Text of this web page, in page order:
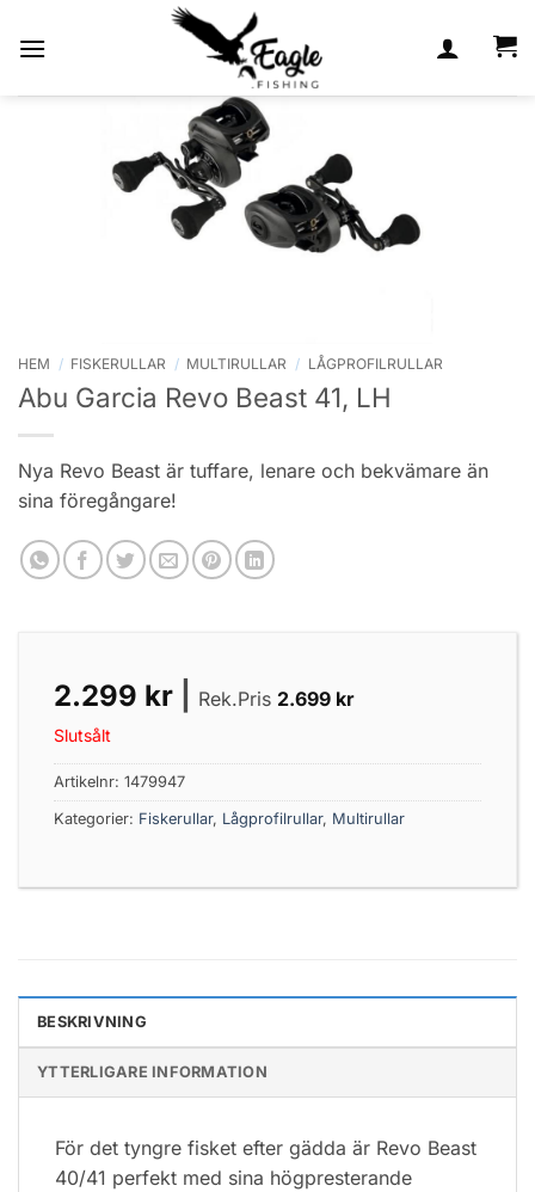
HEM / FISKERULLAR / MULTIRULLAR / LÅGPROFILRULLAR
Abu Garcia Revo Beast 41, LH
Nya Revo Beast är tuffare, lenare och bekvämare än
sina föregångare!
2.299 kr Rek.Pris 2.699 kr
Slutsålt
Artikelnr: 1479947
Kategorier: Fiskerullar, Lågprofilrullar, Multirullar
BESKRIVNING
YTTERLIGARE INFORMATION
För det tyngre fisket efter gädda är Revo Beast
40/41 perfekt med sina högpresterande